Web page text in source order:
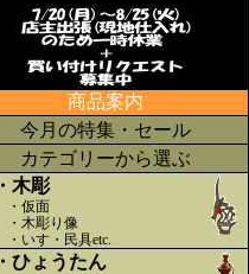
商品案内
今月の特集・セール
カテゴリーから選ぶ
・木彫
・仮面
・木彫り像
・いす・民具etc.
・ひょうたん